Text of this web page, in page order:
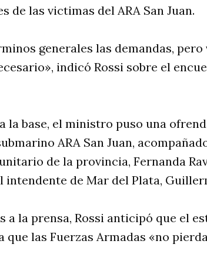
de las victimas del ARA San Juan.
generales las demandas,
indicó Rossi sobre el
la base, el ministro puso una
ARA San Juan,
de la provincia, Fernanda
intendente de Mar del Plata,
a la prensa, Rossi anticipó que el
que las Fuerzas Armadas «no